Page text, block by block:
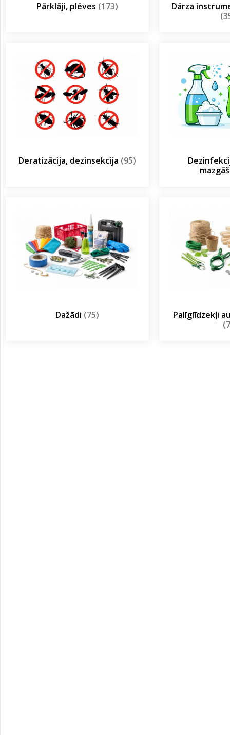
Pārklāji, plēves (173)
Dārza
Deratizācija, dezinsekcija (95)
Dažādi (75)
Palīglīdzekļi